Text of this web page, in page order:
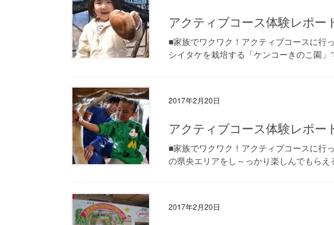
アクティブコース体験レポー
■家族でワクワク！アクティブコースに行
シイタケを栽培する「ケンコーきのこ園
2017年2月20日
アクティブコース体験レポー
■家族でワクワク！アクティブコースに行
の県央エリアをし～っかり楽しんでもら
2017年2月20日